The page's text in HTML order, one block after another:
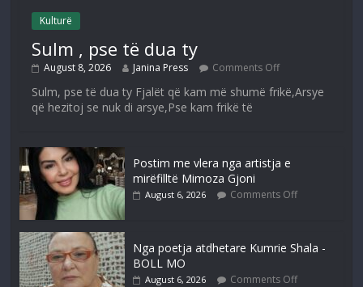
Kulturë
Sulm , pse të dua ty
August 8, 2026 Janina Press Comments Off
Sulm, pse të dua ty Fjalët që kam më shumë frikë,Arsye
që hezitoj se nuk di arsye,Pse kam frikë të
Postim me vlera nga artistja e
mirëfilltë Mimoza Gjoni
August 6, 2026 Comments Off
Nga poetja atdhetare Kumrie Shala -
BOLL MO
August 6, 2026 Comments Off